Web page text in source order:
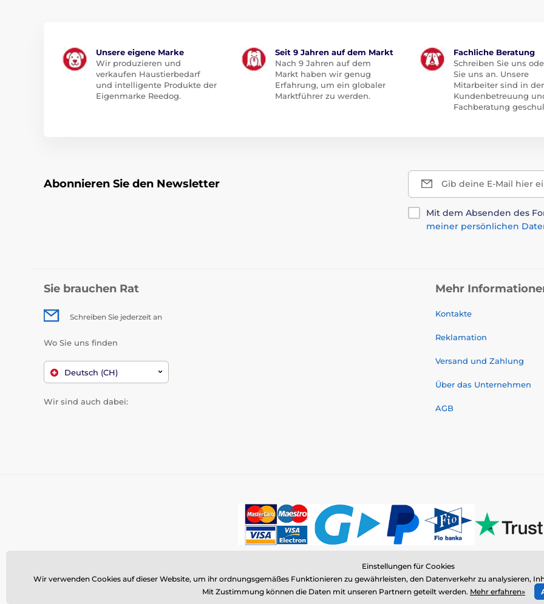
Unsere eigene Marke
Wir produzieren und
verkaufen Haustierbedarf
und intelligente Produkte der
Eigenmarke Reedog.
Seit 9 Jahren auf dem Markt
Nach 9 Jahren auf dem
Markt haben wir genug
Erfahrung, um ein globaler
Marktführer zu werden.
Fachliche Beratung
Schreiben Sie uns
Sie uns an. Unsere
Mitarbeiter sind in der
Kundenbetreuung
Fachberatung
Abonnieren Sie den Newsletter Gib deine E-Mail hier
Mit dem Absenden des
meiner persönlichen
Sie brauchen Rat
Schreiben Sie jederzeit an
Wo Sie uns finden
Deutsch (CH)
Wir sind auch dabei:
Mehr
Kontakte
Reklamation
Versand und Zahlung
Über das Unternehmen
AGB
© 2026 www.elektro-halsbander.ch ⦁ E-Shop erstellt von
Einstellungen für Cookies
Wir verwenden Cookies auf dieser Website, um ihr ordnungsgemäßes Funktionieren zu gewährleisten, den Datenverkehr zu analysieren,
Mit Zustimmung können die Daten mit unseren Partnern geteilt werden. Mehr erfahren»